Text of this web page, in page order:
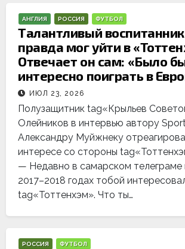
АНГЛИЯ РОССИЯ ФУТБОЛ
Талантливый
правда мог уйти в
Отвечает он сам: «Было
интересно поиграть в
ИЮЛ 23, 2026
Полузащитник tag«Крыльев
Олейников в интервью автору
Александру Муйжнеку
интересе со стороны
— Недавно в самарском телеграме
2017–2018 годах тобой
tag«Тоттенхэм». Что ты…
РОССИЯ ФУТБОЛ